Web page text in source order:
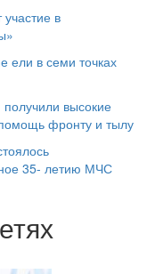
в
ели в семи точках
высокие
фронту и тылу
35- летию МЧС